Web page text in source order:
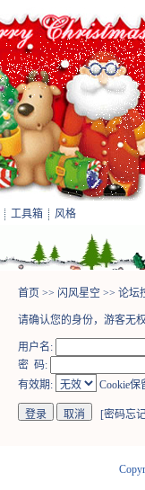
工具箱 风格
首页 >> 闪风星空 >> 论坛
请确认您的身份，游客无
用户名:
密 码:
有效期:
Cookie保
[密码忘